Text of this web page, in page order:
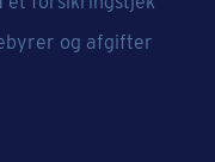
og afgifter